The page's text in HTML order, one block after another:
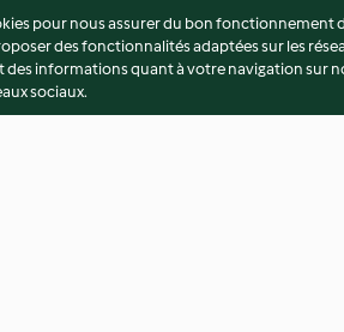
pour nous assurer du bon
des fonctionnalités adaptées sur les
des informations quant à votre navigation sur
sociaux.